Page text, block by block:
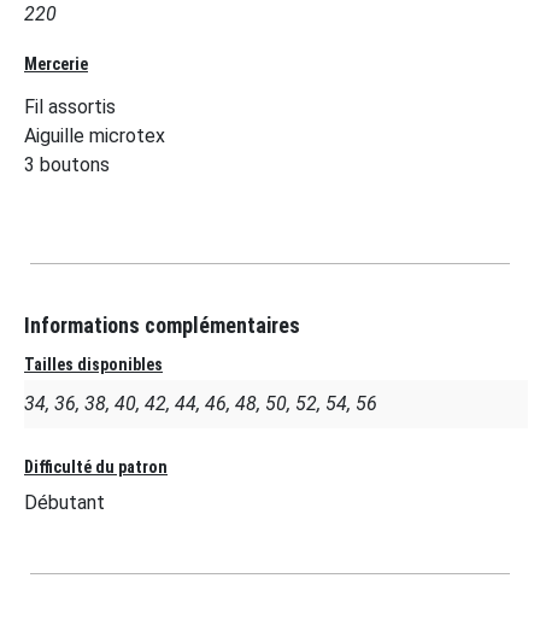
220
Mercerie
Fil assortis
Aiguille microtex
3 boutons
Informations complémentaires
Tailles disponibles
34, 36, 38, 40, 42, 44, 46, 48, 50, 52, 54, 56
Difficulté du patron
Débutant